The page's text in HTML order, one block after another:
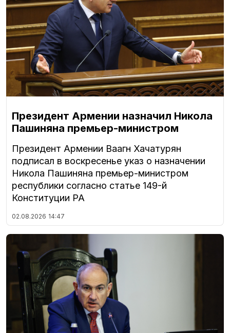
Президент Армении назначил Никола
Пашиняна премьер-министром
Президент Армении Ваагн Хачатурян
подписал в воскресенье указ о назначении
Никола Пашиняна премьер-министром
республики согласно статье 149-й
Конституции РА
02.08.2026 14:47